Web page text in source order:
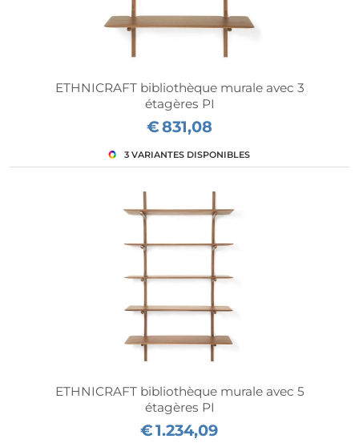
ETHNICRAFT bibliothèque murale avec 3
étagères PI
€831,08
ETHNICRAFT bibliothèque murale avec 5
étagères PI
€1.234,09